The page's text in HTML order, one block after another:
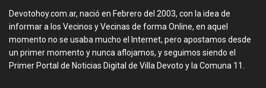
Devotohoy.com.ar, nació en Febrero del 2003, con la idea de
informar a los Vecinos y Vecinas de forma Online, en aquel
momento no se usaba mucho el Internet, pero apostamos desde
un primer momento y nunca aflojamos, y seguimos siendo el
Primer Portal de Noticias Digital de Villa Devoto y la Comuna 11.